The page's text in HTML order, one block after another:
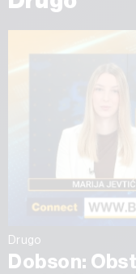
Drugo
Dobson: